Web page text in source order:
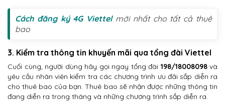
Cách đăng ký 4G Viettelmới nhất cho tất cả thuê
bao
3. Kiểm tra thông tin khuyến mãi qua tổng đài Viettel
Cuối cùng, người dùng hãy gọi ngay tổng đài 198/18008098và
yêu cầu nhân viên kiểm tra các chương trình ưu đãi sắp diễn ra
cho thuê bao của bạn. Thuê bao sẽ nhận được những thông tin
đang diễn ra trong tháng và những chương trình sắp diễn ra.